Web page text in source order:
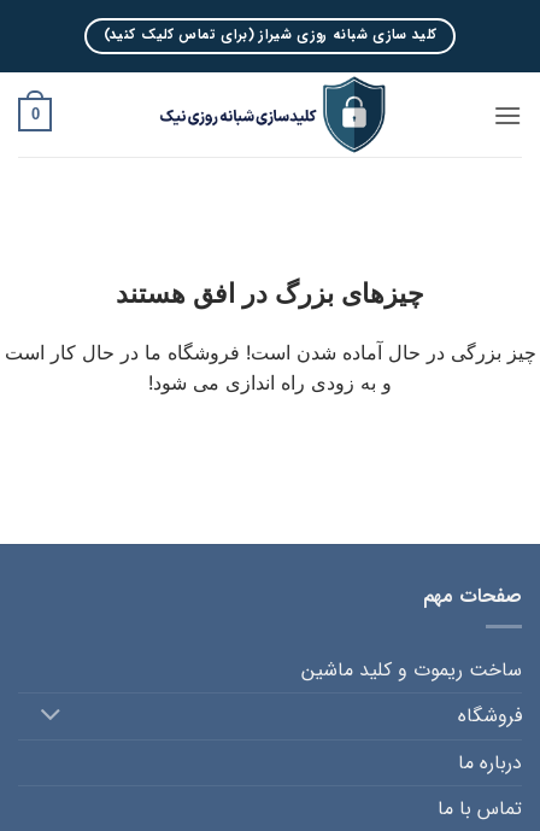
content
کلید سازی شبانه روزی شیراز (برای تماس کلیک کنید)
0
چیزهای بزرگ در افق هستند
چیز بزرگی در حال آماده شدن است! فروشگاه ما در حال کار است
و به زودی راه اندازی می شود!
صفحات مهم
ساخت ریموت و کلید ماشین
فروشگاه
درباره ما
تماس با ما